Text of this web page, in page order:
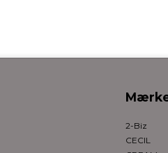
2-Biz
CECIL